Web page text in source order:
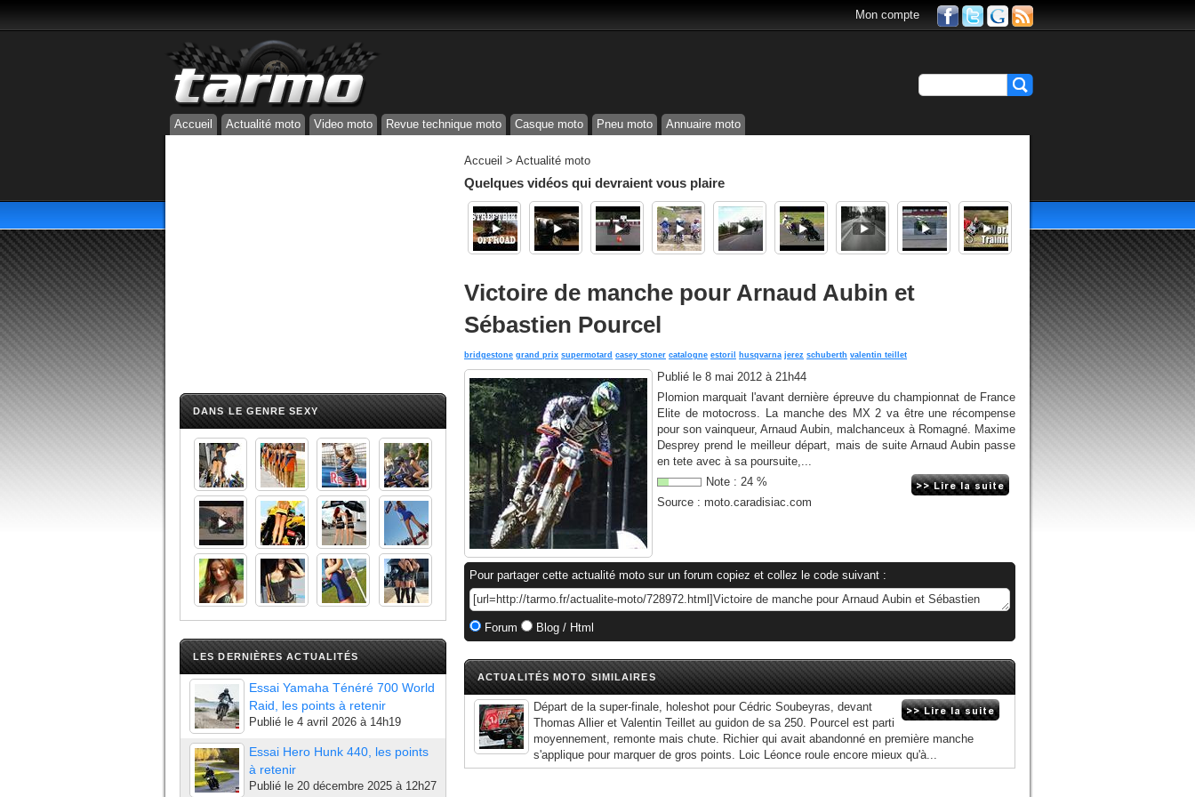
Mon compte
Accueil Actualité moto Video moto Revue technique moto Casque moto Pneu moto Annuaire moto
DANS LE GENRE SEXY
LES DERNIÈRES ACTUALITÉS
Essai Yamaha Ténéré 700 World
Raid, les points à retenir
Publié le 4 avril 2026 à 14h19
Essai Hero Hunk 440, les points
à retenir
Publié le 20 décembre 2025 à 12h27
Accueil > Actualité moto
Quelques vidéos qui devraient vous plaire
Victoire de manche pour Arnaud Aubin et
Sébastien Pourcel
bridgestone grand prix supermotard casey stoner catalogne estoril husqvarna jerez schuberth valentin teillet
Publié le 8 mai 2012 à 21h44
Plomion marquait l'avant dernière épreuve du championnat de France
Elite de motocross. La manche des MX 2 va être une récompense
pour son vainqueur, Arnaud Aubin, malchanceux à Romagné. Maxime
Desprey prend le meilleur départ, mais de suite Arnaud Aubin passe
en tete avec à sa poursuite,...
Note : 24 %
Source : moto.caradisiac.com
Pour partager cette actualité moto sur un forum copiez et collez le code suivant :
Forum Blog / Html
ACTUALITÉS MOTO SIMILAIRES
Départ de la super-finale, holeshot pour Cédric Soubeyras, devant
Thomas Allier et Valentin Teillet au guidon de sa 250. Pourcel est parti
moyennement, remonte mais chute. Richier qui avait abandonné en première manche
s'applique pour marquer de gros points. Loic Léonce roule encore mieux qu'à...